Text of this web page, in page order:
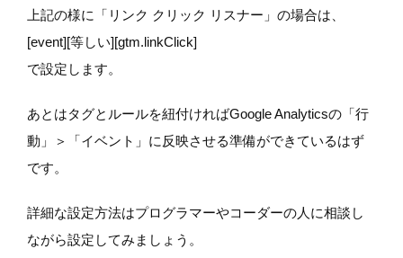
上記の様に「リンク クリック リスナー」の場合は、
[event][等しい][gtm.linkClick]
で設定します。
あとはタグとルールを紐付ければGoogle Analyticsの「行
動」＞「イベント」に反映させる準備ができているはず
です。
詳細な設定方法はプログラマーやコーダーの人に相談し
ながら設定してみましょう。